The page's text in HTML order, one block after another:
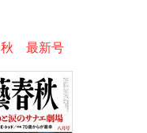
秋 最新号